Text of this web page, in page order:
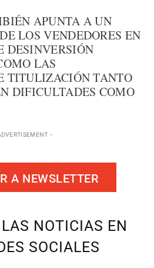
APUNTA A UN
LOS VENDEDORES EN
DESINVERSIÓN
LAS
TITULIZACIÓN TANTO
DIFICULTADES COMO
-
A NEWSLETTER
NOTICIAS EN
SOCIALES